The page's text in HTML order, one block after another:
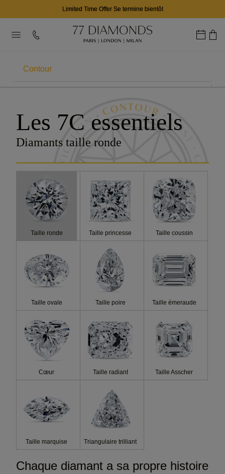
Limited Time Offer Se termine bientôt
Carats
Couleur
Pureté
Taille
Certification
Contour
Fluorescence
Les 7C essentiels
Diamants taille ronde
Taille ronde Taille princesse Taille coussin
Taille ovale Taille poire Taille émeraude
Cœur Taille radiant Taille Asscher
Taille marquise Triangulaire trilliant
Chaque diamant a sa propre histoire